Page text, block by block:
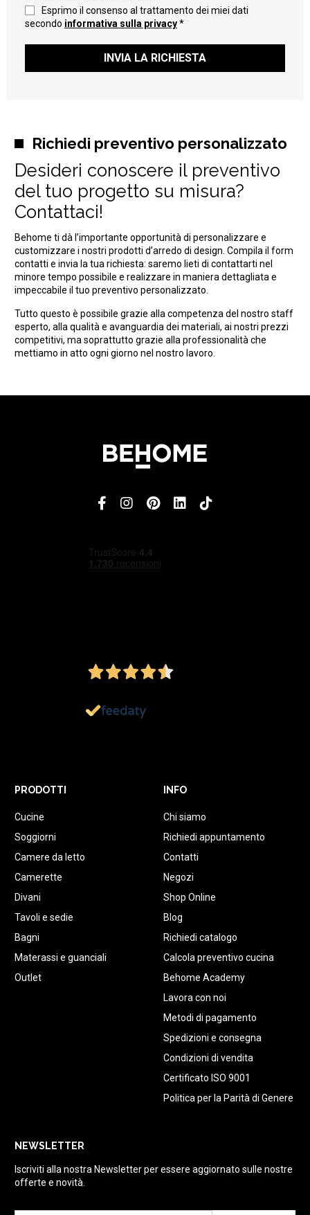
Richiedi preventivo personalizzato
Desideri conoscere il preventivo
del tuo progetto su misura?
Contattaci!
Behome ti dà l’importante opportunità di personalizzare e
customizzare i nostri prodotti d’arredo di design. Compila il form
contatti e invia la tua richiesta: saremo lieti di contattarti nel
minore tempo possibile e realizzare in maniera dettagliata e
impeccabile il tuo preventivo personalizzato.
Tutto questo è possibile grazie alla competenza del nostro staff
esperto, alla qualità e avanguardia dei materiali, ai nostri prezzi
competitivi, ma soprattutto grazie alla professionalità che
mettiamo in atto ogni giorno nel nostro lavoro.
Esprimo il consenso al trattamento dei miei dati
secondo informativa sulla privacy*
INVIA LA RICHIESTA
PRODOTTI
Cucine
Soggiorni
Camere da letto
Camerette
Divani
Tavoli e sedie
Bagni
Materassi e guanciali
Outlet
INFO
Chi siamo
Richiedi appuntamento
Contatti
Negozi
Shop Online
Blog
Richiedi catalogo
Calcola preventivo cucina
Behome Academy
Lavora con noi
Metodi di pagamento
Spedizioni e consegna
Condizioni di vendita
Certificato ISO 9001
Politica per la Parità di Genere
NEWSLETTER
Iscriviti alla nostra Newsletter per essere aggiornato sulle nostre
offerte e novità.